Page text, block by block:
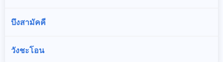
บึงสามัคคี
วังชะโอน